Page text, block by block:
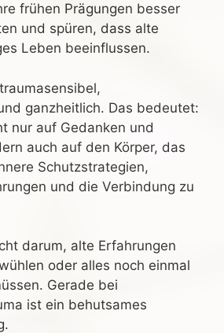
frühen Prägungen besser
und spüren, dass alte
Leben beeinflussen.
ganzheitlich. Das bedeutet:
nur auf Gedanken und
auch auf den Körper, das
Schutzstrategien,
und die Verbindung zu
darum, alte Erfahrungen
oder alles noch einmal
Gerade bei
ist ein behutsames